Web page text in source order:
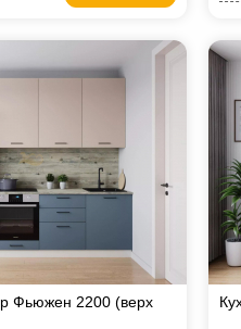
Фьюжен 2200 (верх